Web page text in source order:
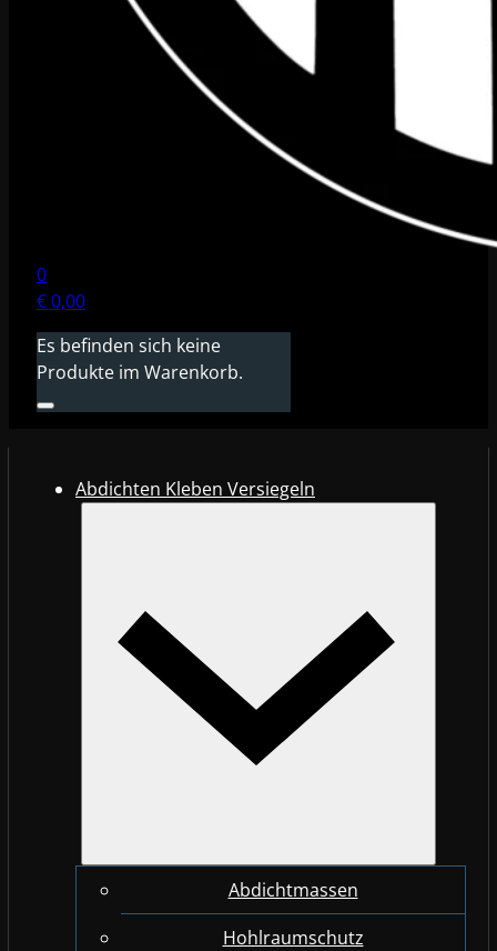
0
€0,00
Es befinden sich keine
Produkte im Warenkorb.
Abdichten Kleben Versiegeln
Abdichtmassen
Hohlraumschutz